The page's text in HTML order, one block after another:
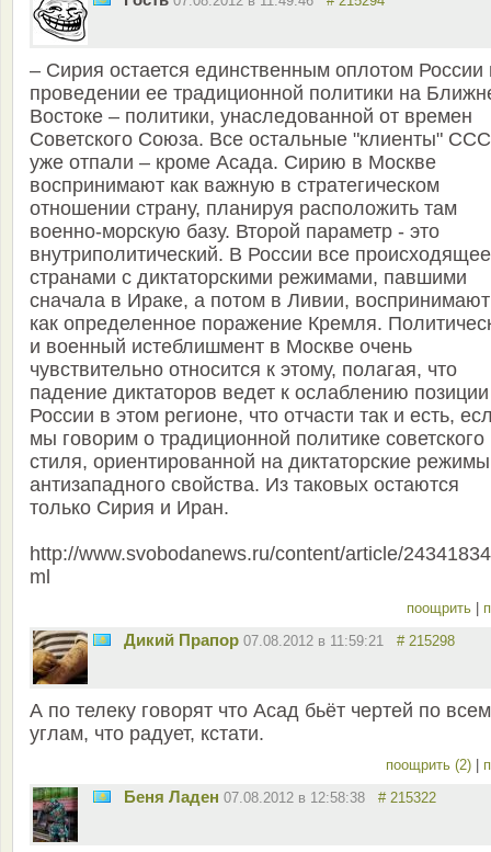
– Сирия остается единственным оплотом России
проведении ее традиционной политики на
Востоке – политики, унаследованной от времен
Советского Союза. Все остальные "клиенты"
уже отпали – кроме Асада. Сирию в Москве
воспринимают как важную в стратегическом
отношении страну, планируя расположить там
военно-морскую базу. Второй параметр - это
внутриполитический. В России все
странами c диктаторскими режимами, павшими
сначала в Ираке, а потом в Ливии, воспринимают
как определенное поражение Кремля.
и военный истеблишмент в Москве очень
чувствительно относится к этому, полагая, что
падение диктаторов ведет к ослаблению позиции
России в этом регионе, что отчасти так и есть,
мы говорим о традиционной политике советского
стиля, ориентированной на диктаторские режимы
антизападного свойства. Из таковых остаются
только Сирия и Иран.
http://www.svobodanews.ru/content/article/
ml
поощрить
Дикий Прапор 07.08.2012 в 11:59:21 # 215298
А по телеку говорят что Асад бьёт чертей по всем
углам, что радует, кстати.
поощрить (2)
Беня Ладен 07.08.2012 в 12:58:38 # 215322